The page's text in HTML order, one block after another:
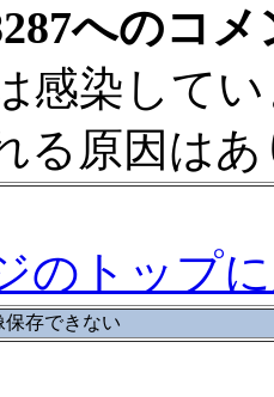
へのコメ
感染して
る原因は
のトップ
保存できない